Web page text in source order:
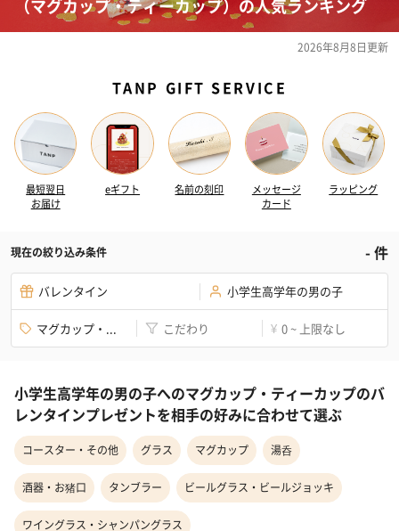
（マグカップ・ティーカップ）の人気ランキング
2026年8月8日更新
TANP GIFT SERVICE
最短翌日
お届け
eギフト 名前の刻印
メッセージ
カード
ラッピング
現在の絞り込み条件 -件
バレンタイン 小学生高学年の男の子
マグカップ・... こだわり ¥ 0 ~ 上限なし
小学生高学年の男の子へのマグカップ・ティーカップのバ
レンタインプレゼントを相手の好みに合わせて選ぶ
コースター・その他 グラス マグカップ 湯呑
酒器・お猪口 タンブラー ビールグラス・ビールジョッキ
ワイングラス・シャンパングラス